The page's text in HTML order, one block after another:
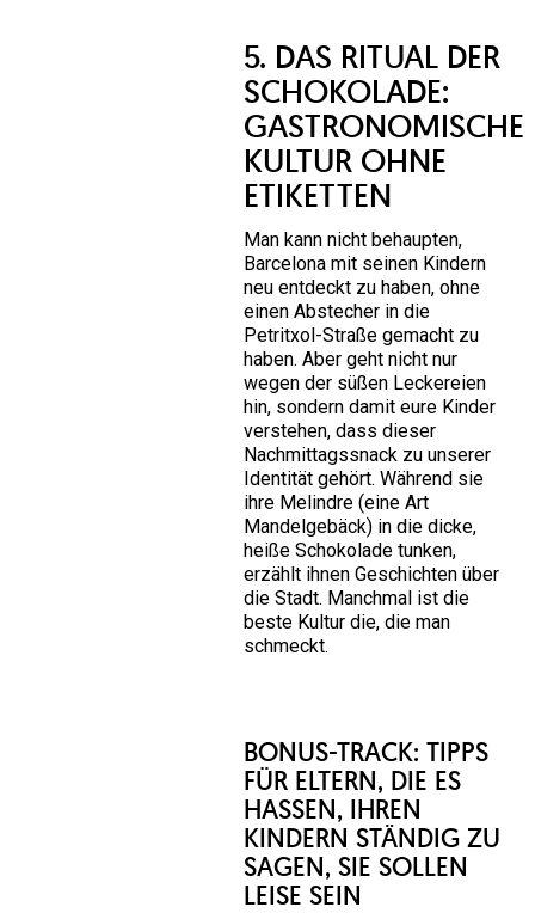
5. DAS RITUAL DER
SCHOKOLADE:
GASTRONOMISCHE
KULTUR OHNE
ETIKETTEN
Man kann nicht behaupten,
Barcelona mit seinen Kindern
neu entdeckt zu haben, ohne
einen Abstecher in die
Petritxol-Straße gemacht zu
haben. Aber geht nicht nur
wegen der süßen Leckereien
hin, sondern damit eure Kinder
verstehen, dass dieser
Nachmittagssnack zu unserer
Identität gehört. Während sie
ihre Melindre (eine Art
Mandelgebäck) in die dicke,
heiße Schokolade tunken,
erzählt ihnen Geschichten über
die Stadt. Manchmal ist die
beste Kultur die, die man
schmeckt.
BONUS-TRACK: TIPPS
FÜR ELTERN, DIE ES
HASSEN, IHREN
KINDERN STÄNDIG ZU
SAGEN, SIE SOLLEN
LEISE SEIN